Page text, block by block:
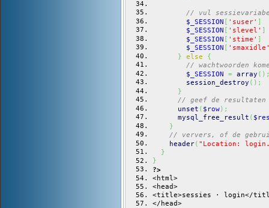
// vul
$_SESSION [ 'suser' ]
$_SESSION [ 'slevel' ]
$_SESSION [ 'stime' ]
$_SESSION [
}
else
{
// wachtwoorden
$_SESSION
= array ( )
session_destroy ( ) ;
}
// geef de resultaten
unset ( $row) ;
mysql_free_result (
}
// ververs, of de
header( "Location:
}
}
?>
<html>
<head>
<title>sessies · login</
</head>